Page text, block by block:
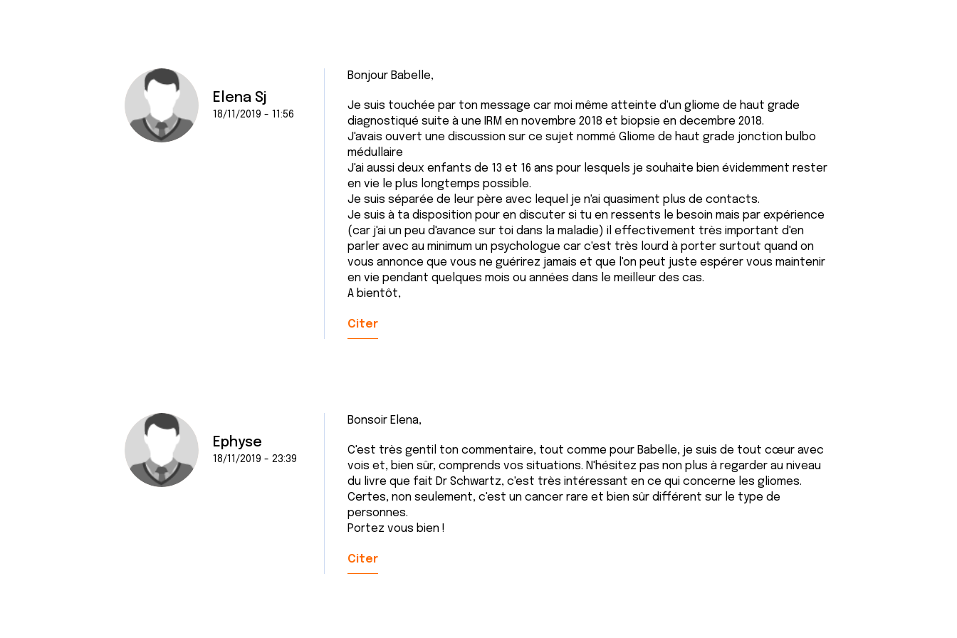
m
e
t
Elena Sj
18/11/2019 - 11:56
Bonjour Babelle,
Je suis touchée par ton message car moi même atteinte d'un gliome de haut grade
diagnostiqué suite à une IRM en novembre 2018 et biopsie en decembre 2018.
J'avais ouvert une discussion sur ce sujet nommé Gliome de haut grade jonction bulbo
médullaire
J'ai aussi deux enfants de 13 et 16 ans pour lesquels je souhaite bien évidemment rester
en vie le plus longtemps possible.
Je suis séparée de leur père avec lequel je n'ai quasiment plus de contacts.
Je suis à ta disposition pour en discuter si tu en ressents le besoin mais par expérience
(car j'ai un peu d'avance sur toi dans la maladie) il effectivement très important d'en
parler avec au minimum un psychologue car c'est très lourd à porter surtout quand on
vous annonce que vous ne guérirez jamais et que l'on peut juste espérer vous maintenir
en vie pendant quelques mois ou années dans le meilleur des cas.
A bientôt,
Citer
Ephyse
18/11/2019 - 23:39
Bonsoir Elena,
C'est très gentil ton commentaire, tout comme pour Babelle, je suis de tout cœur avec
vois et, bien sûr, comprends vos situations. N'hésitez pas non plus à regarder au niveau
du livre que fait Dr Schwartz, c'est très intéressant en ce qui concerne les gliomes.
Certes, non seulement, c'est un cancer rare et bien sûr différent sur le type de
personnes.
Portez vous bien !
Citer